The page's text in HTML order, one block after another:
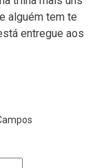
alguém tem te
entregue aos